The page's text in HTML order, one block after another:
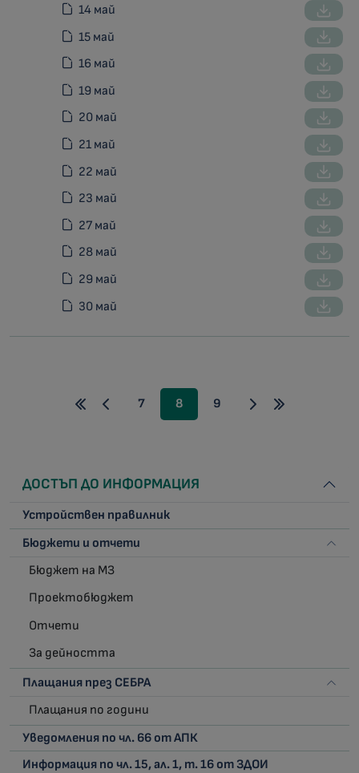
14 май
15 май
16 май
19 май
20 май
21 май
22 май
23 май
27 май
28 май
29 май
30 май
7 8 9
ДОСТЪП ДО ИНФОРМАЦИЯ
Устройствен правилник
Бюджети и отчети
Бюджет на МЗ
Проектобюджет
Отчети
За дейността
Плащания през СЕБРА
Плащания по години
Уведомления по чл. 66 от АПК
Информация по чл. 15, ал. 1, т. 16 от ЗДОИ